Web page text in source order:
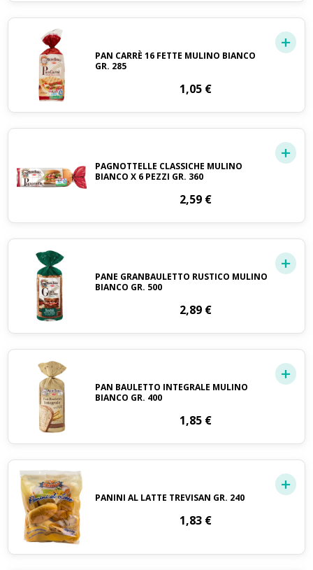
PAN CARRÈ 16 FETTE MULINO BIANCO
GR. 285
1,05 €
PAGNOTTELLE CLASSICHE MULINO
BIANCO X 6 PEZZI GR. 360
2,59 €
PANE GRANBAULETTO RUSTICO MULINO
BIANCO GR. 500
2,89 €
PAN BAULETTO INTEGRALE MULINO
BIANCO GR. 400
1,85 €
PANINI AL LATTE TREVISAN GR. 240
1,83 €